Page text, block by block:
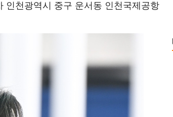
인천광역시 중구 운서동 인천국제공항